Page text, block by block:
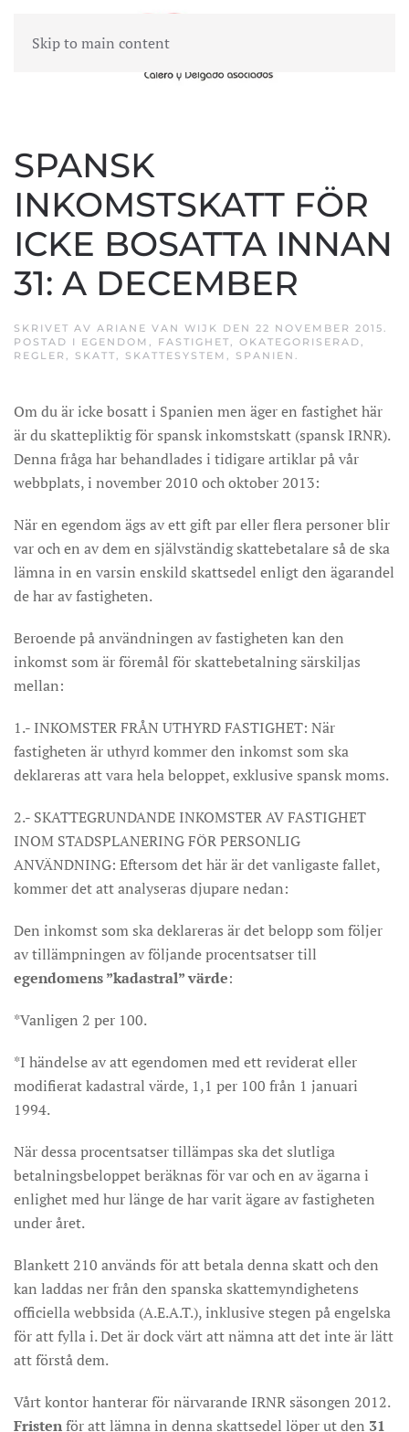
Skip to main content
MENY
SPANSK
INKOMSTSKATT FÖR
ICKE BOSATTA INNAN
31: A DECEMBER
SKRIVET AV ARIANE VAN WIJK DEN 22 NOVEMBER 2015.
POSTAD I EGENDOM , FASTIGHET, OKATEGORISERAD,
REGLER , SKATT, SKATTESYSTEM , SPANIEN .
Om du är icke bosatt i Spanien men äger en fastighet här
är du skattepliktig för spansk inkomstskatt (spansk IRNR).
Denna fråga har behandlades i tidigare artiklar på vår
webbplats, i november 2010 och oktober 2013:
När en egendom ägs av ett gift par eller flera personer blir
var och en av dem en självständig skattebetalare så de ska
lämna in en varsin enskild skattsedel enligt den ägarandel
de har av fastigheten.
Beroende på användningen av fastigheten kan den
inkomst som är föremål för skattebetalning särskiljas
mellan:
1.- INKOMSTER FRÅN UTHYRD FASTIGHET: När
fastigheten är uthyrd kommer den inkomst som ska
deklareras att vara hela beloppet, exklusive spansk moms.
2.- SKATTEGRUNDANDE INKOMSTER AV FASTIGHET
INOM STADSPLANERING FÖR PERSONLIG
ANVÄNDNING: Eftersom det här är det vanligaste fallet,
kommer det att analyseras djupare nedan:
Den inkomst som ska deklareras är det belopp som följer
av tillämpningen av följande procentsatser till
egendomens ”kadastral” värde:
*Vanligen 2 per 100.
*I händelse av att egendomen med ett reviderat eller
modifierat kadastral värde, 1,1 per 100 från 1 januari
1994.
När dessa procentsatser tillämpas ska det slutliga
betalningsbeloppet beräknas för var och en av ägarna i
enlighet med hur länge de har varit ägare av fastigheten
under året.
Blankett 210 används för att betala denna skatt och den
kan laddas ner från den spanska skattemyndighetens
officiella webbsida (A.E.A.T.), inklusive stegen på engelska
för att fylla i. Det är dock värt att nämna att det inte är lätt
att förstå dem.
Vårt kontor hanterar för närvarande IRNR säsongen 2012.
Fristenför att lämna in denna skattsedel löper ut den 31